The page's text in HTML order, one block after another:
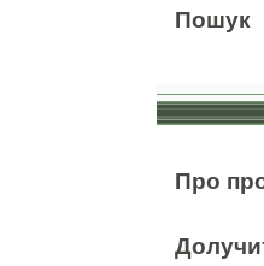
Пошук
Про